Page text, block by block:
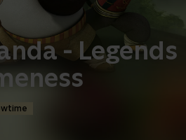
- Legends